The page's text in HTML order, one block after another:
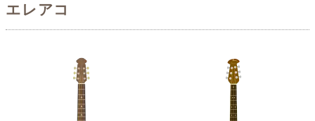
エレアコ